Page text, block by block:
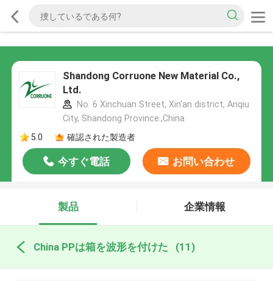
Shandong Corruone New Material Co.,
Ltd.
No. 6 Xinchuan Street, Xin'an district, Anqiu
City, Shandong Province.,China
5.0
確認された製造者
今すぐ電話 お問い合わせ
製品 企業情報
China PPは箱を波形を付けた (11)